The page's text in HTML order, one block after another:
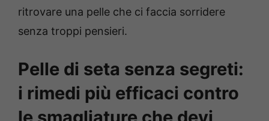
ritrovare una pelle che ci faccia sorridere
senza troppi pensieri.
Pelle di seta senza segreti:
i rimedi più efficaci contro